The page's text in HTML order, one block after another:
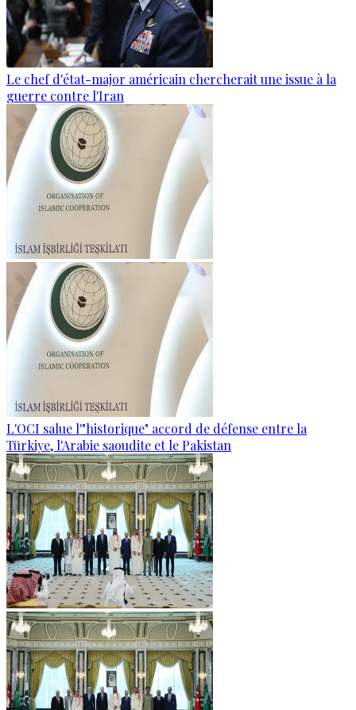
Le chef d'état-major américain chercherait une issue à la
guerre contre l'Iran
L'OCI salue l'"historique" accord de défense entre la
Türkiye, l'Arabie saoudite et le Pakistan